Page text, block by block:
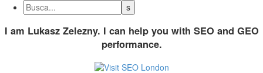
I am Lukasz Zelezny. I can help you with SEO and GEO
performance.